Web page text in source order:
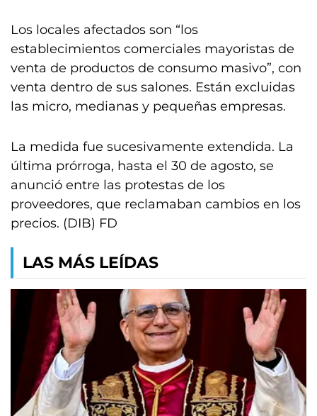
Los locales afectados son “los
establecimientos comerciales mayoristas de
venta de productos de consumo masivo”, con
venta dentro de sus salones. Están excluidas
las micro, medianas y pequeñas empresas.
La medida fue sucesivamente extendida. La
última prórroga, hasta el 30 de agosto, se
anunció entre las protestas de los
proveedores, que reclamaban cambios en los
precios. (DIB) FD
LAS MÁS LEÍDAS